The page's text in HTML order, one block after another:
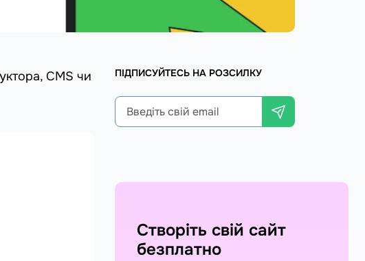
CMS чи
ПІДПИСУЙТЕСЬ НА РОЗСИЛКУ
Створіть свій сайт
безплатно